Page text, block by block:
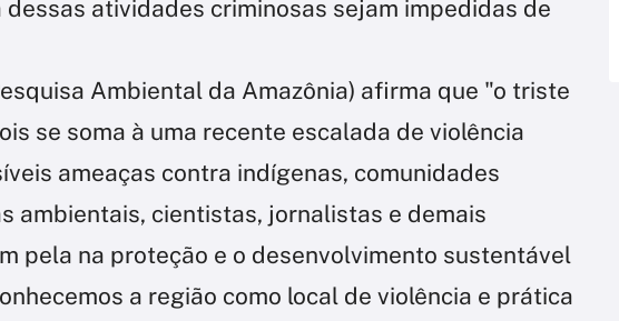
atividades criminosas sejam impedidas de
Ambiental da Amazônia) afirma que "o triste
se soma à uma recente escalada de violência
ameaças contra indígenas, comunidades
ambientais, cientistas, jornalistas e demais
pela na proteção e o desenvolvimento sustentável
a região como local de violência e prática